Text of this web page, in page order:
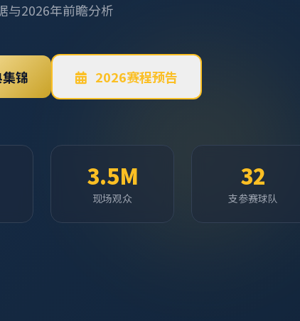
与2026年前瞻分析
锦 2026赛程预告
3.5M
现场观众
32
支参赛球队